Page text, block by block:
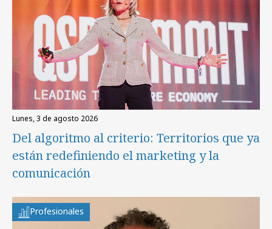
lunes, 3 de agosto 2026
Del algoritmo al criterio: Territorios que ya
están redefiniendo el marketing y la
comunicación
Profesionales